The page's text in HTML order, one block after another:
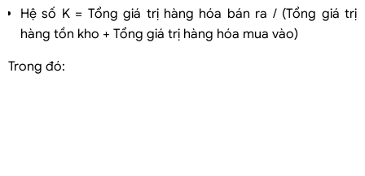
Hệ số K = Tổng giá trị hàng hóa bán ra / (Tổng giá trị
hàng tồn kho + Tổng giá trị hàng hóa mua vào)
Trong đó: